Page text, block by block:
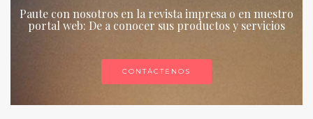
Paute con nosotros en la revista impresa o en nuestro
portal web: De a conocer sus productos y servicios
CONTÁCTENOS